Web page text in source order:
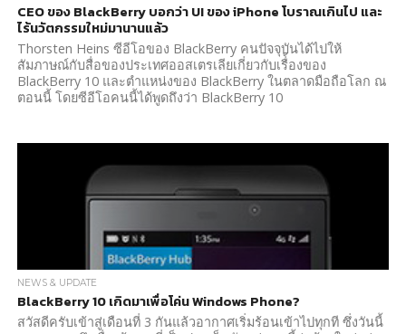
CEO ของ BlackBerry บอกว่า UI ของ iPhone โบราณเกินไป และ
ไร้นวัตกรรมใหม่มานานแล้ว
Thorsten Heins ซีอีโอของ BlackBerry คนปัจจุบันได้ไปให้
สัมภาษณ์กับสื่อของประเทศออสเตรเลียเกี่ยวกับเรื่้องของ
BlackBerry 10 และตำแหน่งของ BlackBerry ในตลาดมือถือโลก ณ
ตอนนี้ โดยซีอีโอคนนี้ได้พูดถึงว่า BlackBerry 10
NEWS & UPDATE
BlackBerry 10 เกิดมาเพื่อโค่น Windows Phone?
สวัสดีครับเข้าสู่เดือนที่ 3 กันแล้วอากาศเริ่มร้อนเข้าไปทุกที ซึ่งวันนี้